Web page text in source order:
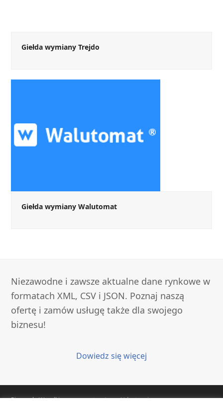
Giełda wymiany Trejdo
Giełda wymiany Walutomat
Niezawodne i zawsze aktualne dane rynkowe w
formatach XML, CSV i JSON. Poznaj naszą
ofertę i zamów usługę także dla swojego
biznesu!
Dowiedz się więcej